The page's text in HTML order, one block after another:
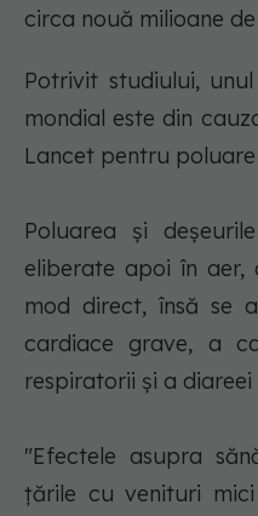
circa nouă milioane
Potrivit studiului,
mondial este din
Lancet pentru
Poluarea şi
eliberate apoi în
mod direct, însă se
cardiace grave, a
respiratorii şi a diareei
"Efectele asupra
ţările cu venituri